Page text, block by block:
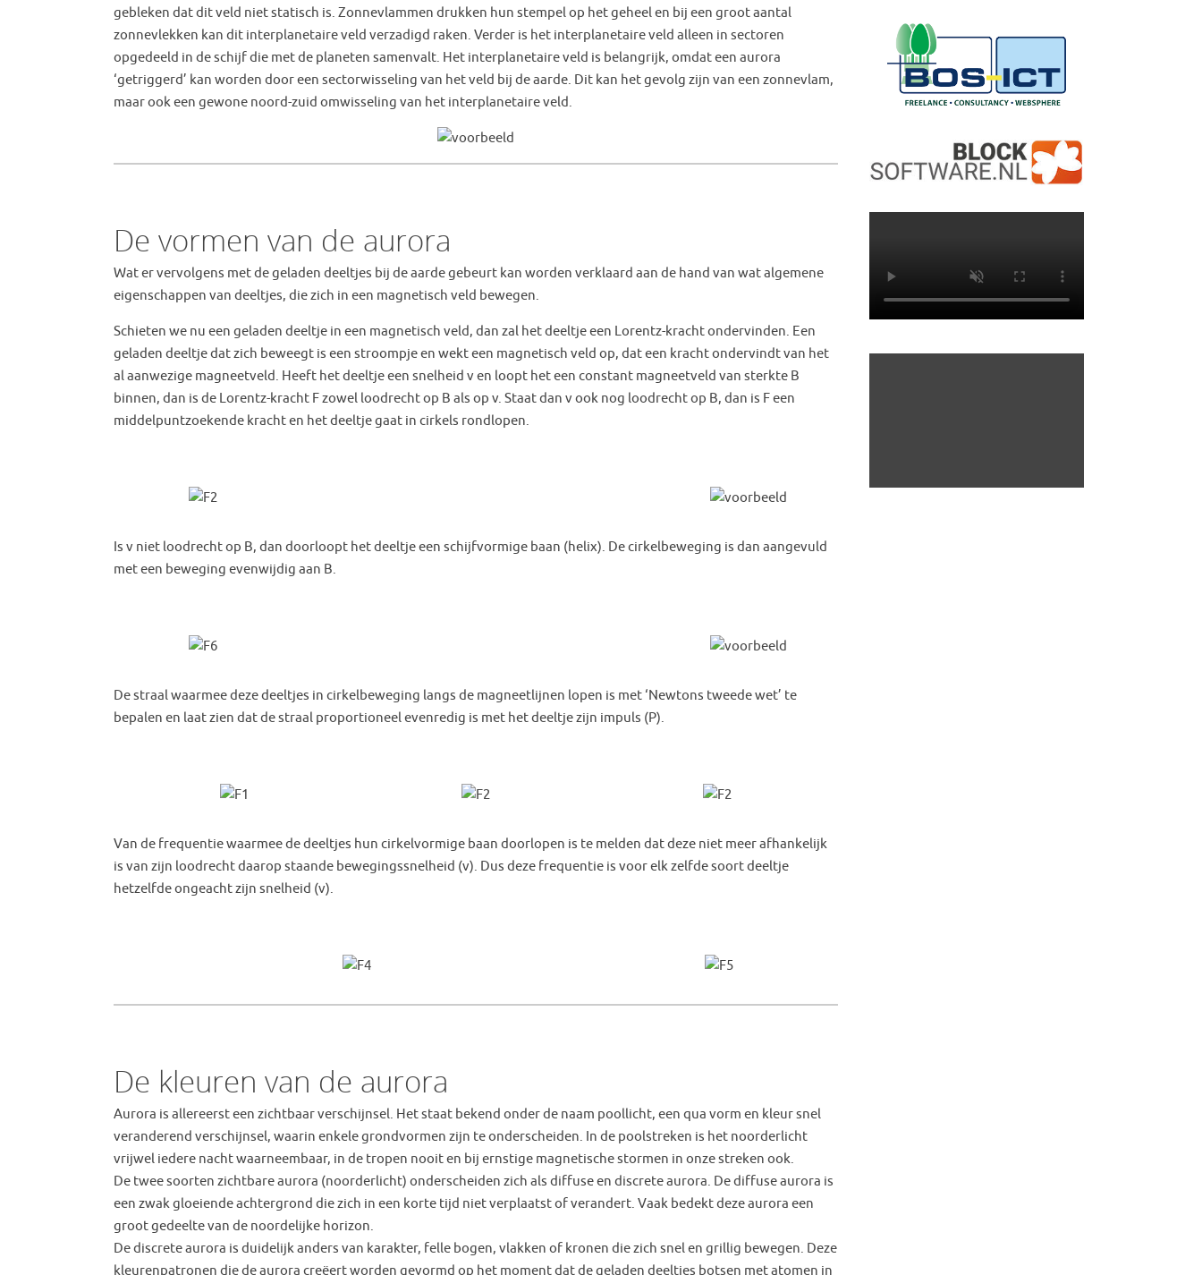
gebleken dat dit veld niet statisch is. Zonnevlammen drukken hun stempel op het geheel en bij een groot aantal
zonnevlekken kan dit interplanetaire veld verzadigd raken. Verder is het interplanetaire veld alleen in sectoren
opgedeeld in de schijf die met de planeten samenvalt. Het interplanetaire veld is belangrijk, omdat een aurora
‘getriggerd’ kan worden door een sectorwisseling van het veld bij de aarde. Dit kan het gevolg zijn van een zonnevlam,
maar ook een gewone noord-zuid omwisseling van het interplanetaire veld.
De vormen van de aurora
Wat er vervolgens met de geladen deeltjes bij de aarde gebeurt kan worden verklaard aan de hand van wat algemene
eigenschappen van deeltjes, die zich in een magnetisch veld bewegen.
Schieten we nu een geladen deeltje in een magnetisch veld, dan zal het deeltje een Lorentz-kracht ondervinden. Een
geladen deeltje dat zich beweegt is een stroompje en wekt een magnetisch veld op, dat een kracht ondervindt van het
al aanwezige magneetveld. Heeft het deeltje een snelheid v en loopt het een constant magneetveld van sterkte B
binnen, dan is de Lorentz-kracht F zowel loodrecht op B als op v. Staat dan v ook nog loodrecht op B, dan is F een
middelpuntzoekende kracht en het deeltje gaat in cirkels rondlopen.
Is v niet loodrecht op B, dan doorloopt het deeltje een schijfvormige baan (helix). De cirkelbeweging is dan aangevuld
met een beweging evenwijdig aan B.
De straal waarmee deze deeltjes in cirkelbeweging langs de magneetlijnen lopen is met ‘Newtons tweede wet’ te
bepalen en laat zien dat de straal proportioneel evenredig is met het deeltje zijn impuls (P).
Van de frequentie waarmee de deeltjes hun cirkelvormige baan doorlopen is te melden dat deze niet meer afhankelijk
is van zijn loodrecht daarop staande bewegingssnelheid (v). Dus deze frequentie is voor elk zelfde soort deeltje
hetzelfde ongeacht zijn snelheid (v).
De kleuren van de aurora
Aurora is allereerst een zichtbaar verschijnsel. Het staat bekend onder de naam poollicht, een qua vorm en kleur snel
veranderend verschijnsel, waarin enkele grondvormen zijn te onderscheiden. In de poolstreken is het noorderlicht
vrijwel iedere nacht waarneembaar, in de tropen nooit en bij ernstige magnetische stormen in onze streken ook.
De twee soorten zichtbare aurora (noorderlicht) onderscheiden zich als diffuse en discrete aurora. De diffuse aurora is
een zwak gloeiende achtergrond die zich in een korte tijd niet verplaatst of verandert. Vaak bedekt deze aurora een
groot gedeelte van de noordelijke horizon.
De discrete aurora is duidelijk anders van karakter, felle bogen, vlakken of kronen die zich snel en grillig bewegen. Deze
kleurenpatronen die de aurora creëert worden gevormd op het moment dat de geladen deeltjes botsen met atomen in